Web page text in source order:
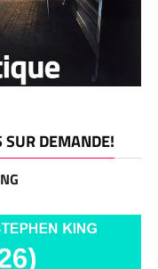
SUR DEMANDE!